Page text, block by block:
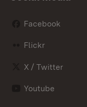
Facebook
Flickr
X / Twitter
Youtube